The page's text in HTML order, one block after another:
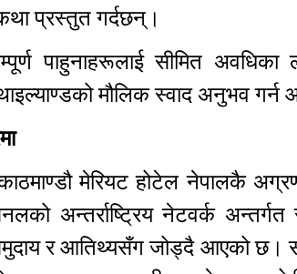
प्रस्तुत गर्दछन्।
पाहुनाहरूलाई सीमित
मौलिक स्वाद अनुभव
मेरियट होटेल नेपालकै
अन्तर्राष्ट्रिय नेटवर्क
र आतिथ्यसँग जोड्दै आएको छ।